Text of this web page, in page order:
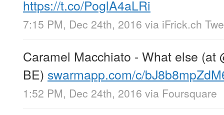
https://t.co/PoglA4aLRi
7:15 PM, Dec 24th, 2016 via iFrick.ch
Caramel Macchiato - What else (at
BE) swarmapp.com/c/
1:52 PM, Dec 24th, 2016 via Foursquare